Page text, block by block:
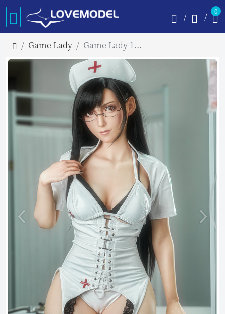
0
Game Lady Game Lady 167cm Dカップ No.3ヘッド フルシリコン製ラブドール